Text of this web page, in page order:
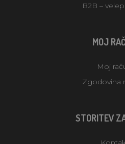
B2B –
MOJ
Moj
Zgodovina
STORITEV